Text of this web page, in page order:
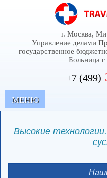
г. Москва,
Управление делами
государственное
Больница
+7 (499)
MЕНЮ
Высокие